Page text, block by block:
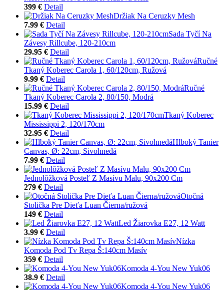
399 € Detail
Držiak Na Ceruzky Mesh
7.99 € Detail
Sada Tyčí Na
Závesy Rillcube, 120-210cm
29.95 € Detail
Ručné
Tkaný Koberec Carola 1, 60/120cm, Ružová
9.99 € Detail
Ručné
Tkaný Koberec Carola 2, 80/150, Modrá
15.99 € Detail
Tkaný Koberec
Mississippi 2, 120/170cm
32.95 € Detail
Hlboký Tanier
Canvas, Ø: 22cm, Sivohnedá
7.99 € Detail
Jednolôžková Posteľ Z Masívu Malu, 90x200 Cm
279 € Detail
Otočná
Stolička Pre Dieťa Luan Čierna/ružová
149 € Detail
Led Žiarovka E27, 12 Watt
3.99 € Detail
Nízka
Komoda Pod Tv Repa Š:140cm Masív
359 € Detail
Komoda 4-You New Yuk06
38.9 € Detail
Komoda 4-You New Yuk06